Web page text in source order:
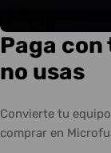
Paga con
no usas
Convierte tu
comprar en